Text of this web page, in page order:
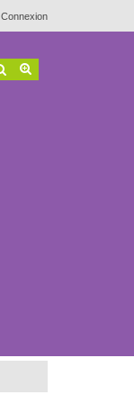
Connexion
Rechercher